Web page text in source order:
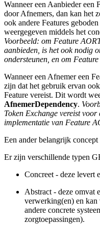
Wanneer een Aanbieder een
door Afnemers, dan kan het
ook andere Features
weergegeven middels het
Voorbeeld: om Feature
aanbieden, is het ook nodig
ondersteunen, en om
Wanneer een Afnemer een
zijn dat het gebruik ervan
Feature vereist. Dit wordt
AfnemerDependency.
Token Exchange vereist
implementatie van Feature
Een ander belangrijk concept
Er zijn verschillende typen
Concreet - deze levert
Abstract - deze omvat
verwerking(en) en kan
andere concrete
zorgtoepassingen).